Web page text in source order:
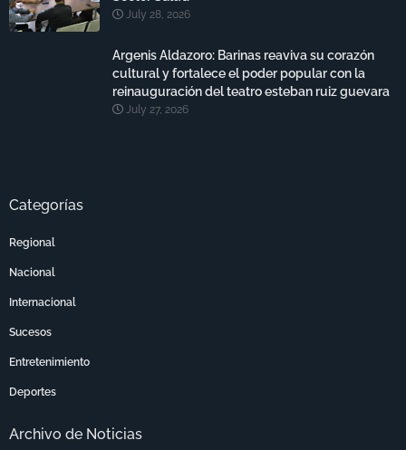
July 28, 2026
Argenis Aldazoro: Barinas reaviva su corazón
cultural y fortalece el poder popular con la
reinauguración del teatro esteban ruiz guevara
July 27, 2026
Categorías
Regional
Nacional
Internacional
Sucesos
Entretenimiento
Deportes
Archivo de Noticias